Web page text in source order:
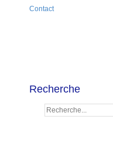
Contact
Recherche